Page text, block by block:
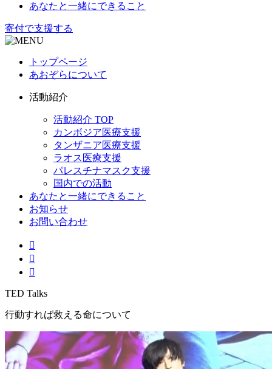
あなたと一緒にできること
寄付で支援する
トップページ
あおぞらについて
活動紹介
活動紹介 TOP
カンボジア医療支援
タンザニア医療支援
ラオス医療支援
パレスチナマスク支援
国内での活動
あなたと一緒にできること
お知らせ
お問い合わせ
TED Talks
行動すれば救える命について